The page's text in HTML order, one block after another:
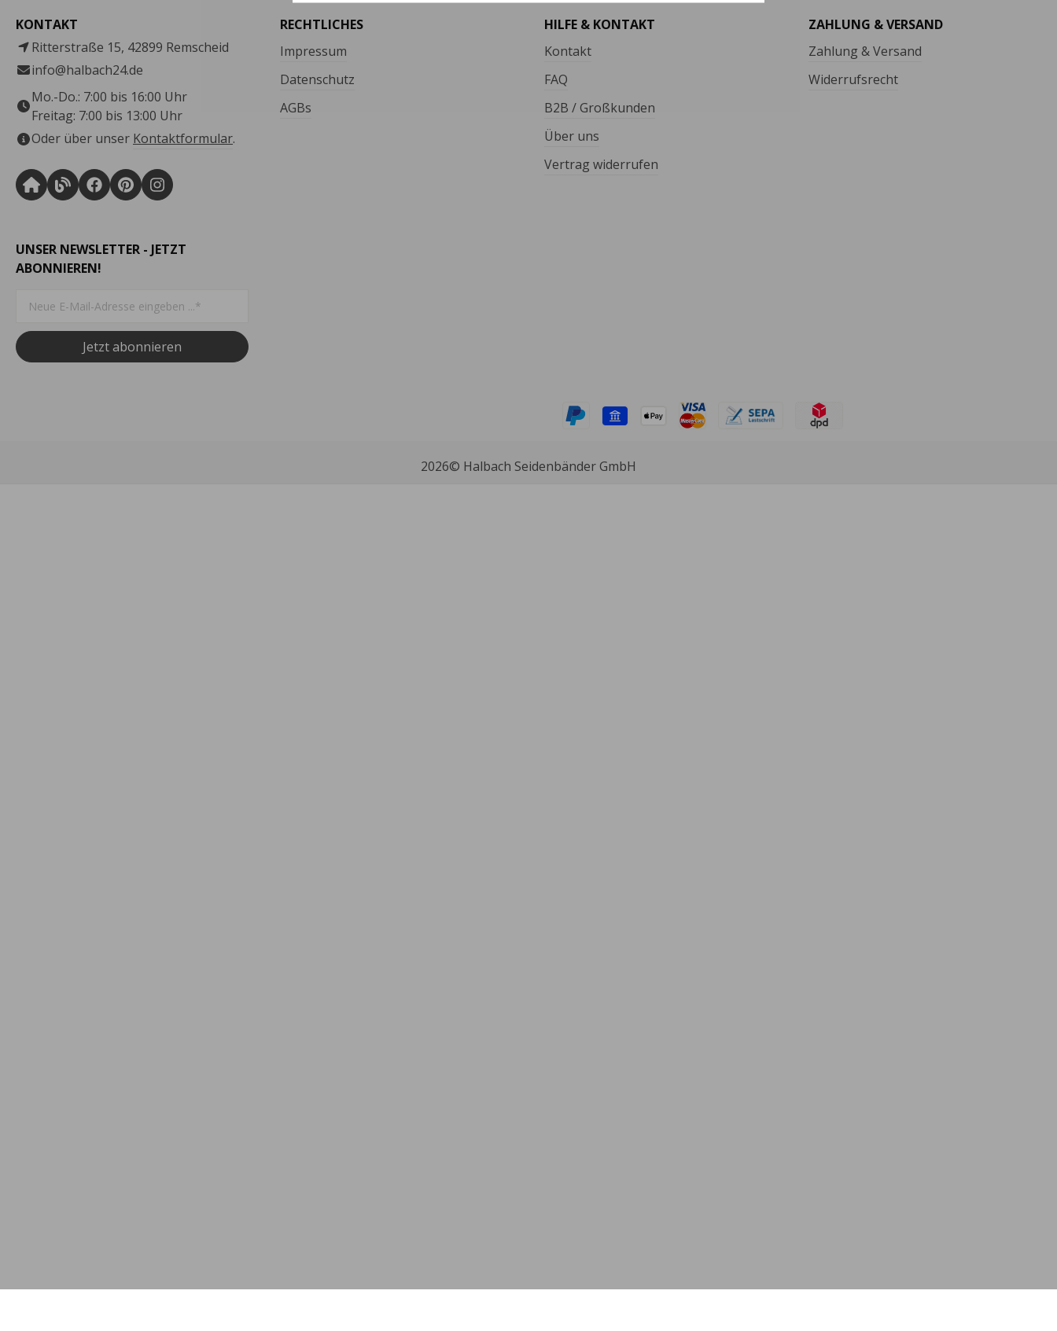
KONTAKT
Ritterstraße 15, 42899 Remscheid
info@halbach24.de
Mo.-Do.: 7:00 bis 16:00 Uhr
Freitag: 7:00 bis 13:00 Uhr
Oder über unser Kontaktformular.
RECHTLICHES
Impressum
Datenschutz
AGBs
HILFE & KONTAKT
Kontakt
FAQ
B2B / Großkunden
Über uns
Vertrag widerrufen
ZAHLUNG & VERSAND
Zahlung & Versand
Widerrufsrecht
UNSER NEWSLETTER - JETZT
ABONNIEREN!
Jetzt abonnieren
2026© Halbach Seidenbänder GmbH